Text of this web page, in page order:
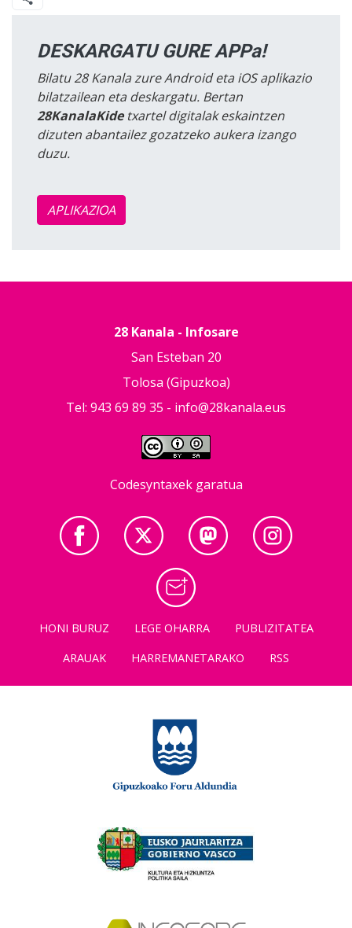
DESKARGATU GURE APPa!
Bilatu 28 Kanala zure Android eta iOS aplikazio
bilatzailean eta deskargatu. Bertan
28KanalaKidetxartel digitalak eskaintzen
dizuten abantailez gozatzeko aukera izango
duzu.
APLIKAZIOA
28 Kanala - Infosare
San Esteban 20
Tolosa (Gipuzkoa)
Tel: 943 69 89 35 - info@28kanala.eus
Codesyntaxek garatua
HONI BURUZ LEGE OHARRA
PUBLIZITATEA
ARAUAK
HARREMANETARAKO RSS